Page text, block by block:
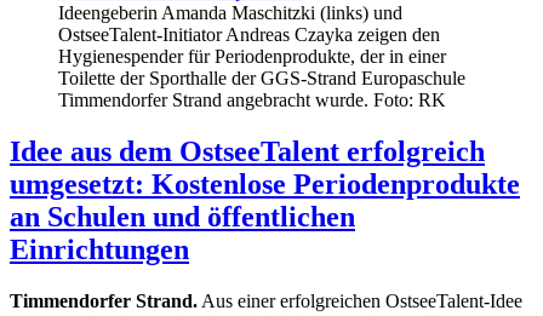
Ideengeberin Amanda Maschitzki (links) und
OstseeTalent-Initiator Andreas Czayka zeigen den
Hygienespender für Periodenprodukte, der in einer
Toilette der Sporthalle der GGS-Strand Europaschule
Timmendorfer Strand angebracht wurde. Foto: RK
Idee aus dem OstseeTalent erfolgreich
umgesetzt: Kostenlose Periodenprodukte
an Schulen und öffentlichen
Einrichtungen
Timmendorfer Strand. Aus einer erfolgreichen OstseeTalent-Idee